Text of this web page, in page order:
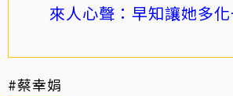
來人心聲：早知讓她多
#蔡幸娟